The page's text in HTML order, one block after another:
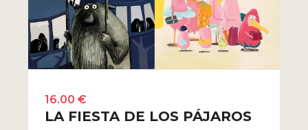
16.00 €
LA FIESTA DE LOS PÁJAROS